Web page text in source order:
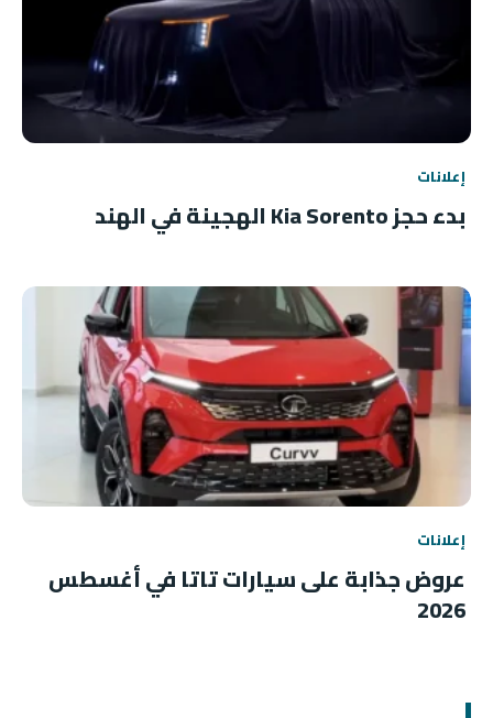
إعلانات
بدء حجز Kia Sorento الهجينة في الهند
إعلانات
عروض جذابة على سيارات تاتا في أغسطس
2026